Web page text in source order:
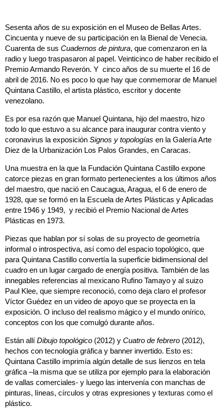
Sesenta años de su exposición en el Museo de Bellas Artes.
Cincuenta y nueve de su participación en la Bienal de Venecia.
Cuarenta de sus Cuadernos de pintura, que comenzaron en la
radio y luego traspasaron al papel. Veinticinco de haber recibido el
Premio Armando Reverón. Y cinco años de su muerte el 16 de
abril de 2016. No es poco lo que hay que conmemorar de Manuel
Quintana Castillo, el artista plástico, escritor y docente
venezolano.
Es por esa razón que Manuel Quintana, hijo del maestro, hizo
todo lo que estuvo a su alcance para inaugurar contra viento y
coronavirus la exposición Signos y topologías en la Galería Arte
Diez de la Urbanización Los Palos Grandes, en Caracas.
Una muestra en la que la Fundación Quintana Castillo expone
catorce piezas en gran formato pertenecientes a los últimos años
del maestro, que nació en Caucagua, Aragua, el 6 de enero de
1928, que se formó en la Escuela de Artes Plásticas y Aplicadas
entre 1946 y 1949, y recibió el Premio Nacional de Artes
Plásticas en 1973.
Piezas que hablan por sí solas de su proyecto de geometría
informal o introspectiva, así como del espacio topológico, que
para Quintana Castillo convertía la superficie bidimensional del
cuadro en un lugar cargado de energía positiva. También de las
innegables referencias al mexicano Rufino Tamayo y al suizo
Paul Klee, que siempre reconoció, como deja claro el profesor
Víctor Guédez en un video de apoyo que se proyecta en la
exposición. O incluso del realismo mágico y el mundo onírico,
conceptos con los que comulgó durante años.
Están allí Dibujo topológico (2012) y Cuatro de febrero (2012),
hechos con tecnología gráfica y banner invertido. Esto es:
Quintana Castillo imprimía algún detalle de sus lienzos en tela
gráfica –la misma que se utiliza por ejemplo para la elaboración
de vallas comerciales- y luego las intervenía con manchas de
pinturas, líneas, círculos y otras expresiones y texturas como el
plástico.